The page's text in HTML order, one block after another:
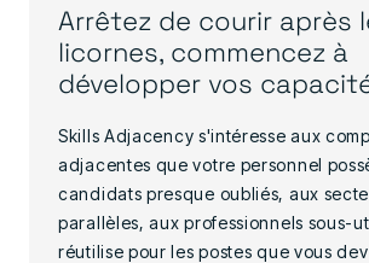
Arrêtez de courir après
licornes, commencez à
développer vos
Skills Adjacency s'intéresse aux
adjacentes que votre personnel
candidats presque oubliés, aux
parallèles, aux professionnels sous-
réutilise pour les postes que vous